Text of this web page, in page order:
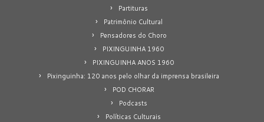
Partituras
Patrimônio Cultural
Pensadores do Choro
PIXINGUINHA 1960
PIXINGUINHA ANOS 1960
Pixinguinha: 120 anos pelo olhar da imprensa brasileira
POD CHORAR
Podcasts
Políticas Culturais